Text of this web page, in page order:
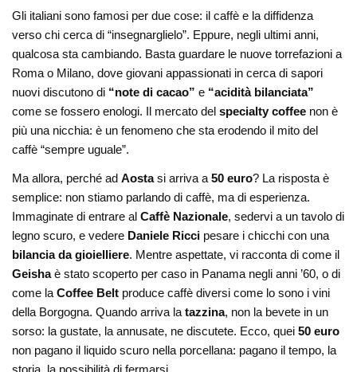
Gli italiani sono famosi per due cose: il caffè e la diffidenza
verso chi cerca di “insegnarglielo”. Eppure, negli ultimi anni,
qualcosa sta cambiando. Basta guardare le nuove torrefazioni a
Roma o Milano, dove giovani appassionati in cerca di sapori
nuovi discutono di “note di cacao” e “acidità bilanciata”
come se fossero enologi. Il mercato delspecialty coffee non è
più una nicchia: è un fenomeno che sta erodendo il mito del
caffè “sempre uguale”.
Ma allora, perché adAostasi arriva a50 euro? La risposta è
semplice: non stiamo parlando di caffè, ma di esperienza.
Immaginate di entrare alCaffè Nazionale, sedervi a un tavolo di
legno scuro, e vedere Daniele Ricci pesare i chicchi con una
bilancia da gioielliere. Mentre aspettate, vi racconta di come il
Geishaè stato scoperto per caso in Panama negli anni ’60, o di
come laCoffee Belt produce caffè diversi come lo sono i vini
della Borgogna. Quando arriva latazzina, non la bevete in un
sorso: la gustate, la annusate, ne discutete. Ecco, quei50 euro
non pagano il liquido scuro nella porcellana: pagano il tempo, la
storia, la possibilità di fermarsi.